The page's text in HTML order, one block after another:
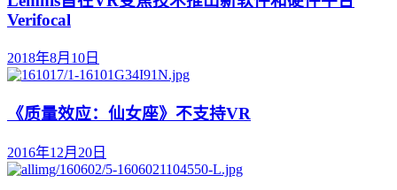
Verifocal
2018年8月10日
《质量效应：仙女座》不支持VR
2016年12月20日